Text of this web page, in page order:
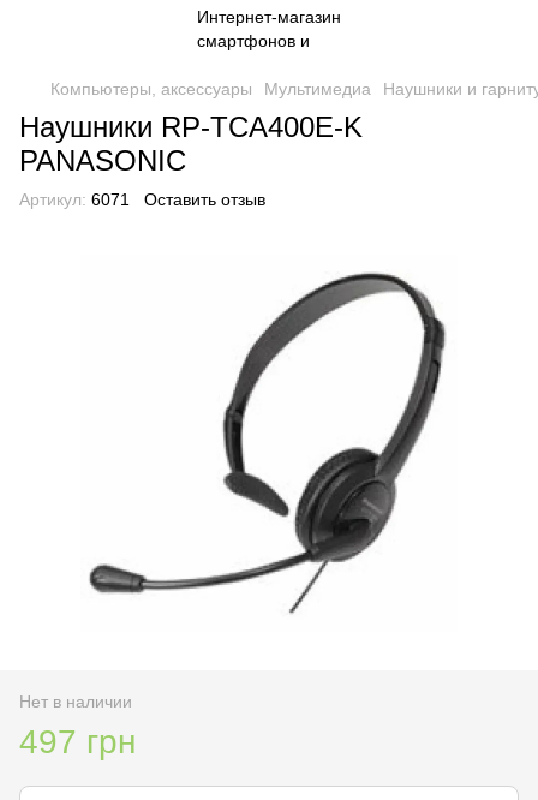
Компьютеры, аксессуары Мультимедиа Наушники и
Наушники RP-TCA400E-K
PANASONIC
Артикул: 6071 Оставить отзыв
Нет в наличии
497 грн